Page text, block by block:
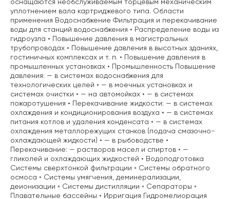
оснащаются необслуживаемым торцевым механическим
уплотнением вала картриджевого типа. Области
применения Водоснабжение Фильтрация и перекачивание
воды для станций водоснабжения • Распределение воды из
гидроузла • Повышение давления в магистральных
трубопроводах • Повышение давления в высотных зданиях,
гостиничных комплексах и т. п. • Повышение давления в
промышленных установках • Промышленность Повышение
давления: — в системах водоснабжения для
технологических целей • — в моечных установках и
системах очистки • — на автомойках • — в системах
пожаротушения • Перекачивание жидкости: — в системах
охлаждения и кондиционирования воздуха • — в системах
питания котлов и удаления конденсата • — в системах
охлаждения металлорежущих станков (подача смазочно-
охлаждающей жидкости) • — в рыбоводстве •
Перекачивание: — растворов масел и спиртов • —
гликолей и охлаждающих жидкостей • Водоподготовка
Системы сверхтонкой фильтрации ◦ Системы обратного
осмоса ◦ Системы умягчения, деминерализации,
деионизации ◦ Системы дистилляции ◦ Сепараторы ◦
Плавательные бассейны • Ирригация Гидромелиорация